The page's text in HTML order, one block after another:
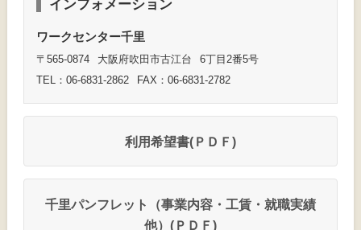
インフォメーション
ワークセンター千里
〒565-0874 大阪府吹田市古江台 6丁目 2番5号
TEL：06-6831-2862
FAX：06-6831-2782
利用希望書(ＰＤＦ)
千里パンフレット（事業内容 ・ 工賃 ・ 就職実績
他） (ＰＤＦ)